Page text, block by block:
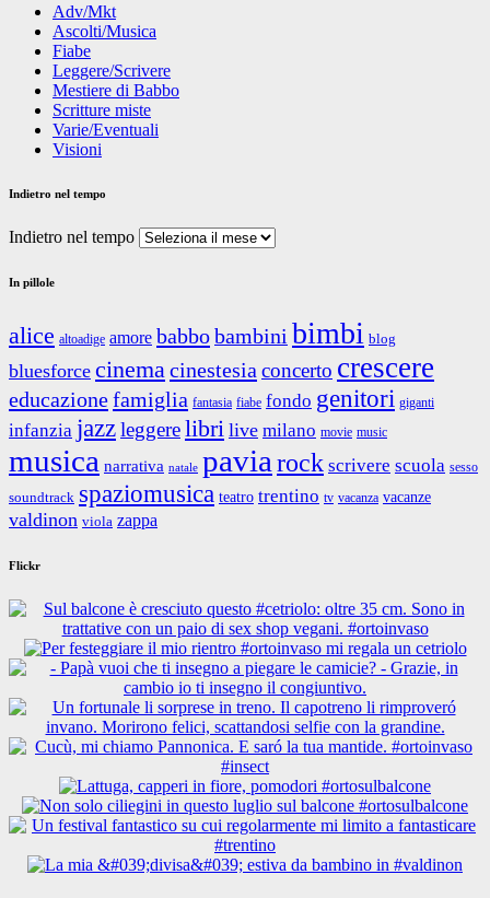
Adv/Mkt
Ascolti/Musica
Fiabe
Leggere/Scrivere
Mestiere di Babbo
Scritture miste
Varie/Eventuali
Visioni
Indietro nel tempo
Indietro nel tempo
In pillole
alice altoadige amore babbobambini bimbi blog
bluesforce cinema cinestesia concerto crescere
educazionefamiglia fantasia fiabe fondo genitori giganti
infanzia jazzleggerelibri live milano movie music
musica narrativa natale pavia rock scrivere scuola sesso
soundtrack spaziomusica teatro trentino tv vacanza vacanze
valdinon viola zappa
Flickr